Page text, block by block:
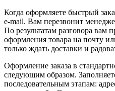
Когда оформляете быстрый
e-mail. Вам перезвонит
По результатам разговора вам
оформления товара на почту
только ждать доставки и
Оформление заказа в
следующим образом.
последовательным этапам: